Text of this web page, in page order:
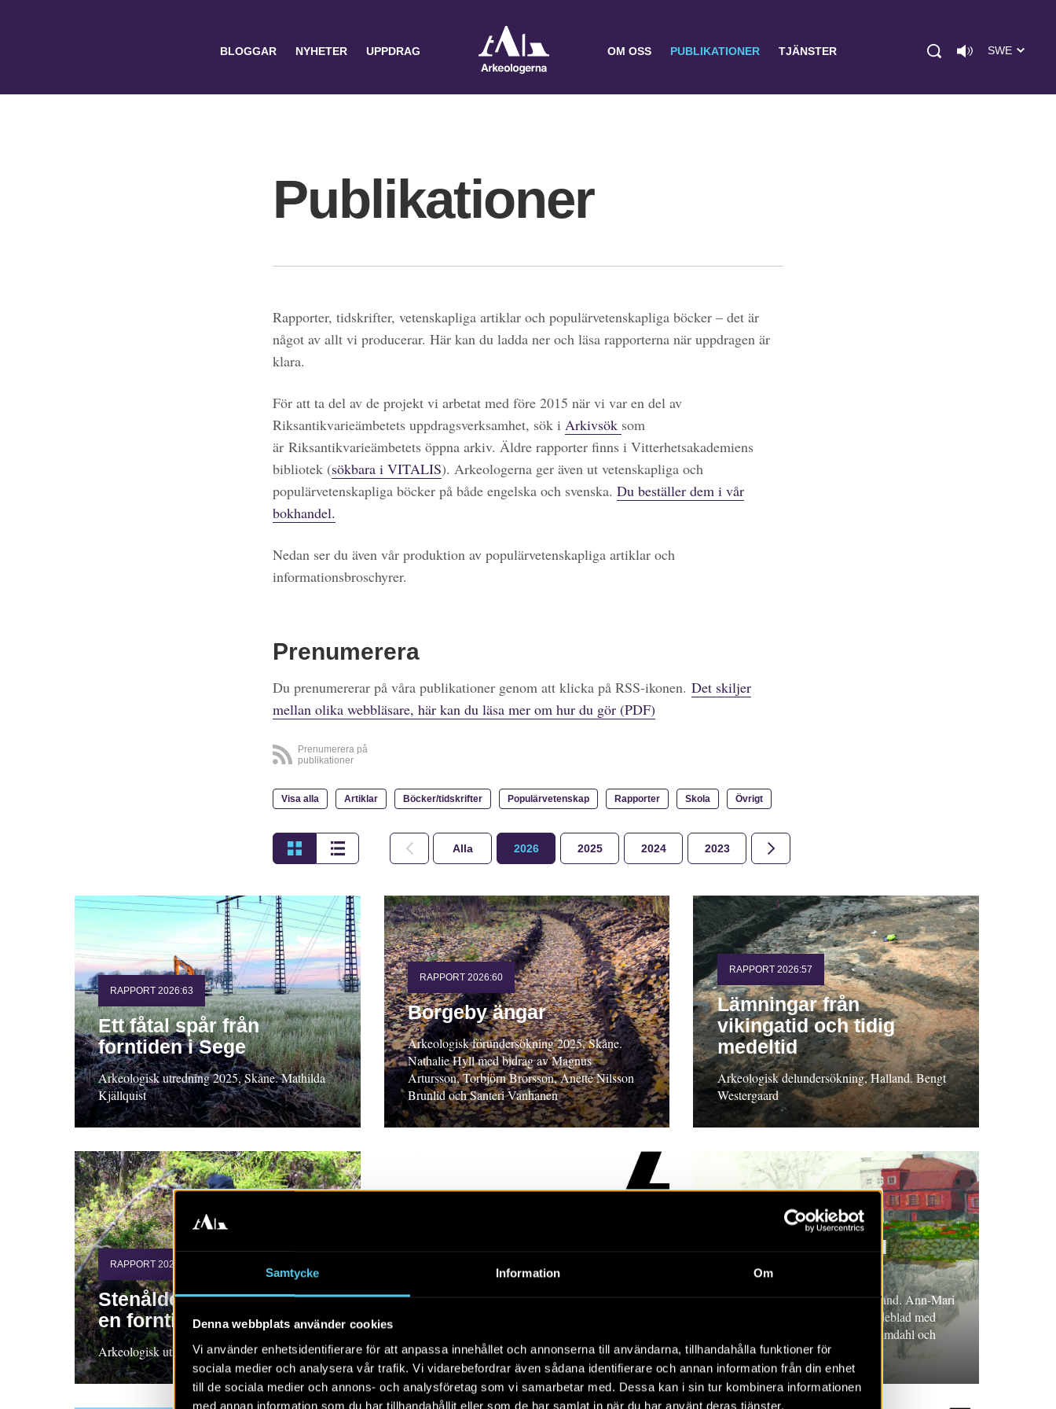
Samtycke Information Om
Denna webbplats använder cookies
Vi använder enhetsidentifierare för att anpassa innehållet och annonserna till användarna, tillhandahålla funktioner för
sociala medier och analysera vår trafik. Vi vidarebefordrar även sådana identifierare och annan information från din enhet
till de sociala medier och annons- och analysföretag som vi samarbetar med. Dessa kan i sin tur kombinera informationen
med annan information som du har tillhandahållit eller som de har samlat in när du har använt deras tjänster.
BLOGGAR NYHETER UPPDRAG OM OSS PUBLIKATIONER TJÄNSTER SWE
Publikationer
Rapporter, tidskrifter, vetenskapliga artiklar och populärvetenskapliga böcker – det är
något av allt vi producerar. Här kan du ladda ner och läsa rapporterna när uppdragen är
klara.
För att ta del av de projekt vi arbetat med före 2015 när vi var en del av
Riksantikvarieämbetets uppdragsverksamhet, sök i Arkivsök som
är Riksantikvarieämbetets öppna arkiv. Äldre rapporter finns i Vitterhetsakademiens
bibliotek (sökbara i VITALIS). Arkeologerna ger även ut vetenskapliga och
populärvetenskapliga böcker på både engelska och svenska. Du beställer dem i vår
bokhandel.
Nedan ser du även vår produktion av populärvetenskapliga artiklar och
informationsbroschyrer.
Prenumerera
Du prenumererar på våra publikationer genom att klicka på RSS-ikonen. Det skiljer
mellan olika webbläsare, här kan du läsa mer om hur du gör (PDF)
Prenumerera på
publikationer
Visa alla Artiklar Böcker/tidskrifter Populärvetenskap Rapporter Skola Övrigt
Alla 2026 2025 2024 2023 2022
RAPPORT 2026:63
Ett fåtal spår från
forntiden i Sege
Arkeologisk utredning 2025, Skåne. Mathilda
Kjällquist
RAPPORT 2026:60
Borgeby ängar
Arkeologisk förundersökning 2025, Skåne.
Nathalie Hyll med bidrag av Magnus
Artursson, Torbjörn Brorsson, Anette Nilsson
Brunlid och Santeri Vanhanen
RAPPORT 2026:57
Lämningar från
vikingatid och tidig
medeltid
Arkeologisk delundersökning, Halland. Bengt
Westergaard
RAPPORT 2026:56
Stenåldersboplatser vid
en forntida tjärn
Arkeologisk utredning, Bohuslän Pia Claesson
Intill Gumpekullastenen
Asserstam
RAPPORT 2026:49
En malmgård med
trädgård
Arkeologisk undersökning, Uppland. Ann-Mari
Hållans Stenholm och Karin Lindeblad med
bidrag av Mathias Bäck, Jens Heimdahl och
Santeri Vanhanen